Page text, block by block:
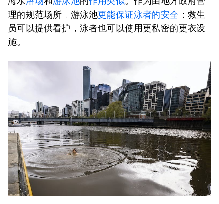
理的规范场所，游泳池更能保证泳者的安全 ：救生
员可以提供看护，泳者也可以使用更私密的更衣设
施。